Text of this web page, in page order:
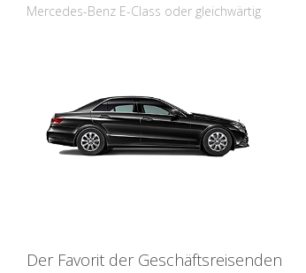
Mercedes-Benz E-Class oder gleichwärtig
Der Favorit der Geschäftsreisenden